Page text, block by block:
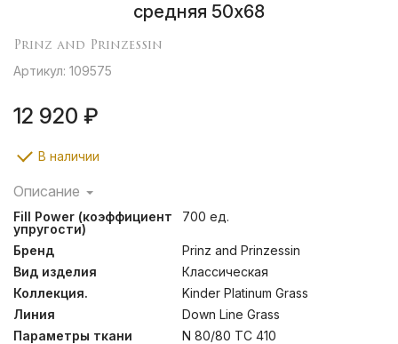
средняя 50х68
Prinz and Prinzessin
Артикул: 109575
12 920 ₽
В наличии
Описание
В коллекции одеял и подушек Kinder Platinum Grass
сочетаются сливочный пуходержащий сатин и
натуральный гусиный пух категории «Экстра».
Плотная, но легкая и воздушная ткань отлично
“дышит” и впитывает влагу. Одеяла обладают высокой
степенью теплоизоляции и гигроскопичности, а мягкие
подушки нежно поддерживают голову в правильном
анатомическом положении во время сна.
Рекомендована стирка при температуре до 30°С.
Fill Power (коэффициент
упругости)
700 ед.
Бренд
Prinz and Prinzessin
Вид изделия
Классическая
Коллекция.
Kinder Platinum Grass
Линия
Down Line Grass
Параметры ткани
N 80/80 TC 410